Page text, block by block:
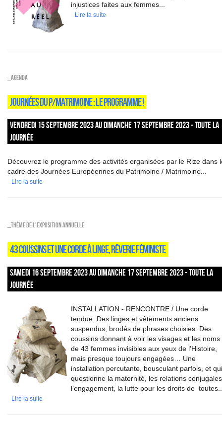
injustices faites aux femmes...
Lire la suite
_Agenda
JOURNÉES DU P/MATRIMOINE : LE PROGRAMME !
VENDREDI 15 SEPTEMBRE 2023 AU DIMANCHE 17 SEPTEMBRE 2023 - TOUTE LA
JOURNÉE
Découvrez le programme des activités organisées par le Rize dans
cadre des Journées Européennes du Patrimoine / Matrimoine...
Lire la suite
_Thème de l'exposition annuelle
43 COUSSINS ET UNE CORDE À LINGE, RÊVERIE FÉMINISTE
SAMEDI 16 SEPTEMBRE 2023 AU DIMANCHE 17 SEPTEMBRE 2023 - TOUTE LA
JOURNÉE
INSTALLATION - RENCONTRE / Une corde
tendue. Des linges et vêtements anciens
suspendus, brodés de phrases choisies. Des
coussins donnant à voir les visages et les noms
de 43 femmes invisibles aux yeux de l’Histoire,
mais presque toujours engagées… Une
installation percutante, bousculant parfois, et
questionne la maternité, les relations
l’engagement, la lutte pour les droits de
Lire la suite